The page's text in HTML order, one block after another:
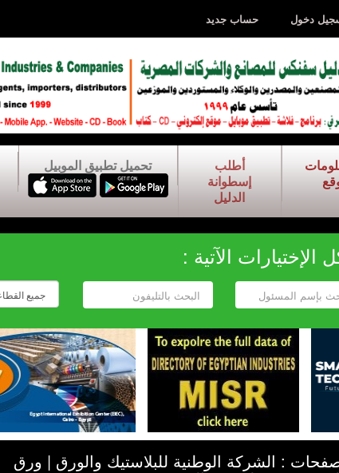
دخول حساب جديد
أطلب
إسطوانة
الدليل
تحميل تطبيق الموبيل
الآتية :
: الشركة الوطنية للبلاستيك والورق | ورق